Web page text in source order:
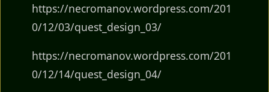
https://necromanov.wordpress.com/201
0/12/03/quest_design_03/
https://necromanov.wordpress.com/201
0/12/14/quest_design_04/